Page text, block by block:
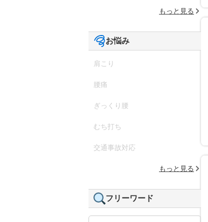
もっと見る
お悩み
肩こり
腰痛
ぎっくり腰
むち打ち
交通事故対応
もっと見る
フリーワード